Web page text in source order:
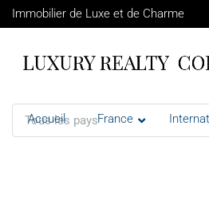
Immobilier de Luxe et de Charme
Accueil France
Tous les pays